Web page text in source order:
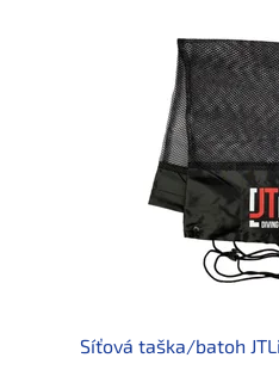
Síťová taška/batoh